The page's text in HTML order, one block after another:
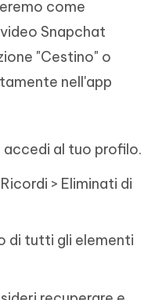
come
Snapchat
"Cestino" o
nell'app
accedi al tuo profilo.
> Eliminati di
di tutti gli elementi